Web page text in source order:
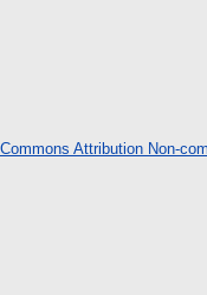
Attribution Non-